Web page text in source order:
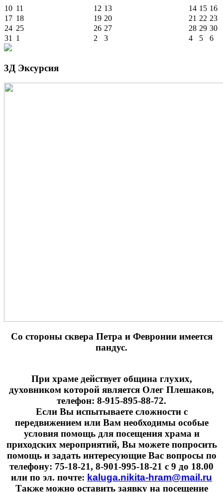
10 11 12 13 14 15 16
17 18 19 20 21 22 23
24 25 26 27 28 29 30
31
1 2 3 4 5 6
3Д Эксурсия
Cо стороны сквера Петра и Февронии имеется
пандус.
При храме действует община глухих,
духовником которой является Олег Плешаков,
телефон: 8-915-895-88-72.
Если Вы испытываете сложности с
передвижением или Вам необходимы особые
условия помощь для посещения храма и
приходских мероприятий, Вы можете попросить
помощь и задать интересующие Вас вопросы по
телефону: 75-18-21, 8-901-995-18-21 с 9 до 18.00
или по эл. почте: kaluga.nikita-hram@mail.ru
Также можно оставить заявку на посещение